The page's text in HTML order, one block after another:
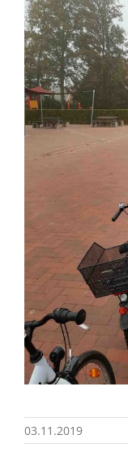
03.11.2019